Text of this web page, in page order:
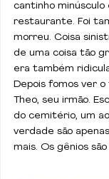
cantinho minúsculo
restaurante. Foi
morreu. Coisa
de uma coisa tão
era também
Depois fomos ver
Theo, seu irmão.
do cemitério, um
verdade são
mais. Os gênios